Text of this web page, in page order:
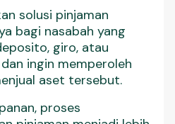
solusi pinjaman
bagi nasabah yang
giro, atau
ingin memperoleh
aset tersebut.
proses